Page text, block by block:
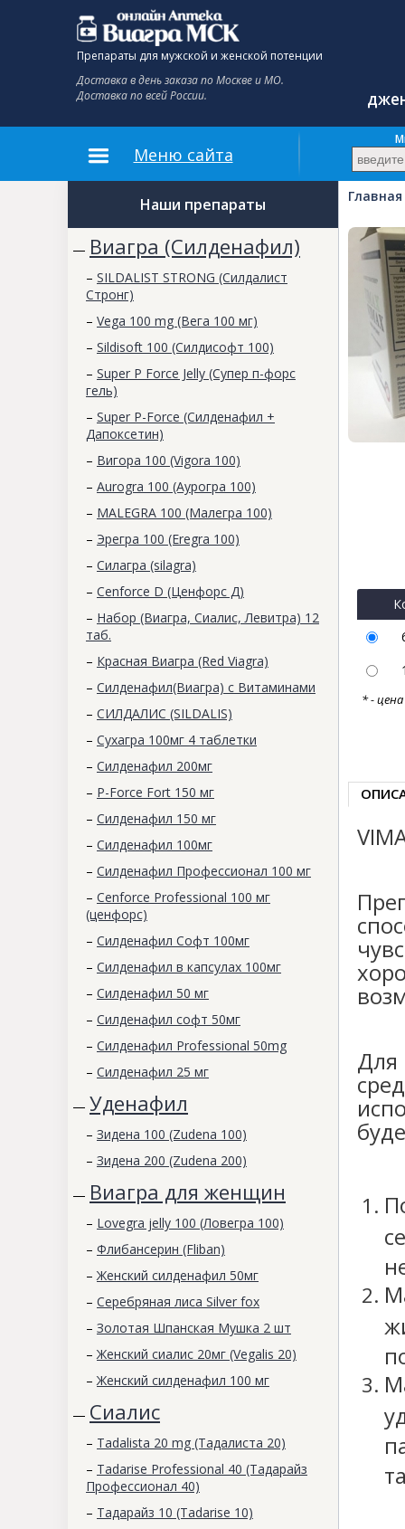
Препараты для мужской и женской потенции
Доставка в день заказа по Москве и МО.
Доставка по всей России.
Меню сайта
Наши препараты
— Виагра (Силденафил)
– SILDALIST STRONG (Силдалист
Стронг)
– Vega 100 mg (Вега 100 мг)
– Sildisoft 100 (Силдисофт 100)
– Super P Force Jelly (Супер п-форс
гель)
– Super P-Force (Силденафил +
Дапоксетин)
– Вигора 100 (Vigora 100)
– Aurogra 100 (Аурогра 100)
– MALEGRA 100 (Малегра 100)
– Эрегра 100 (Eregra 100)
– Силагра (silagra)
– Cenforce D (Ценфорс Д)
– Набор (Виагра, Сиалис, Левитра) 12
таб.
– Красная Виагра (Red Viagra)
– Силденафил(Виагра) с Витаминами
– СИЛДАЛИС (SILDALIS)
– Сухагра 100мг 4 таблетки
– Силденафил 200мг
– P-Force Fort 150 мг
– Силденафил 150 мг
– Силденафил 100мг
– Силденафил Профессионал 100 мг
– Cenforce Professional 100 мг
(ценфорс)
– Силденафил Софт 100мг
– Силденафил в капсулах 100мг
– Силденафил 50 мг
– Силденафил софт 50мг
– Силденафил Professional 50mg
– Силденафил 25 мг
— Уденафил
– Зидена 100 (Zudena 100)
– Зидена 200 (Zudena 200)
— Виагра для женщин
– Lovegra jelly 100 (Ловегра 100)
– Флибансерин (Fliban)
– Женский силденафил 50мг
– Серебряная лиса Silver fox
– Золотая Шпанская Мушка 2 шт
– Женский сиалис 20мг (Vegalis 20)
– Женский силденафил 100 мг
— Сиалис
– Tadalista 20 mg (Тадалиста 20)
– Tadarise Professional 40 (Тадарайз
Профессионал 40)
– Тадарайз 10 (Tadarise 10)
Главная
* -